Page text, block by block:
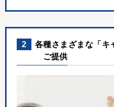
2
各種さまざまな「キ
ご提供